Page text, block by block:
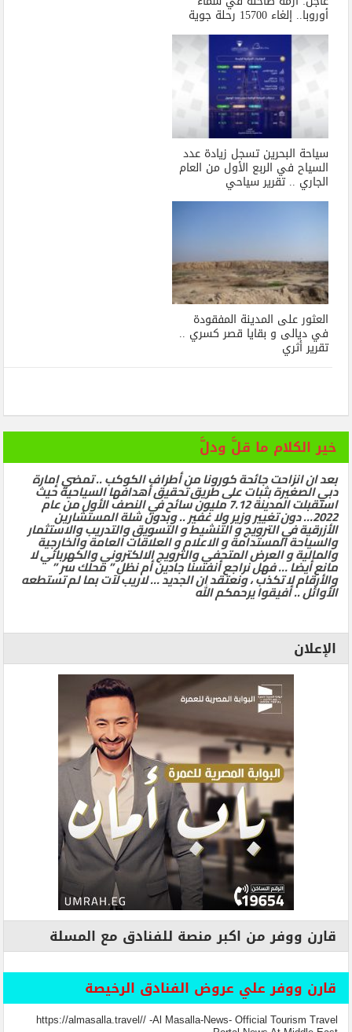
أوروبا.. إلغاء 15700 رحلة جوية
سياحة البحرين تسجل زيادة عدد
السياح في الربع الأول من العام
الجاري .. تقرير سياحي
العثور على المدينة المفقودة
في ديالى و بقايا قصر كسري ..
تقرير أثري
خير الكلام ما قلَّ ودلَّ
بعد ان انزاحت جائحة كورونا من أطراف الكوكب .. تمضي إمارة
دبي الصغيرة بثبات على طريق تحقيق أهدافها السياحية حيث
استقبلت المدينة 7.12 مليون سائح في النصف الأول من عام
2022… دون تغيير وزير ولا غفير .. وبدون شلة المستشارين
الأزرقية في الترويج و التنشيط و التسويق والتدريب والاستثمار
والسياحة المستدامة و الاعلام و العلاقات العامة والخارجية
والمالية و العرض المتحفي والترويج الالكتروني والكهربائي لا
مانع أيضا … فهل نراجع أنفسنا جادين أم نظل ” محلك سر ”
والأرقام لا تكذب ، ونعتقد ان الجديد … لاريب لآت بما لم تستطعه
الأوائل .. أفيقوا يرحمكم الله
الإعلان
قارن ووفر من اكبر منصة للفنادق مع المسلة
قارن ووفر علي عروض الفنادق الرخيصة
https://almasalla.travel// -Al Masalla-News- Official Tourism Travel